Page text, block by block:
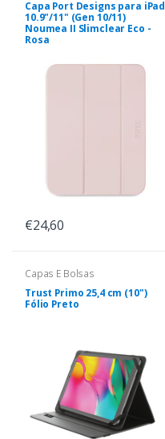
Capa Port Designs para iPad
10.9"/11" (Gen 10/11)
Noumea II Slimclear Eco -
Rosa
€24,60
Capas E Bolsas
Trust Primo 25,4 cm (10")
Fólio Preto